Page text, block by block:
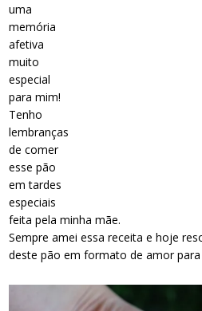
uma
memória
afetiva
muito
especial
para mim!
Tenho
lembranças
de comer
esse pão
em tardes
especiais
feita pela minha mãe.
Sempre amei essa receita e hoje
deste pão em formato de amor para